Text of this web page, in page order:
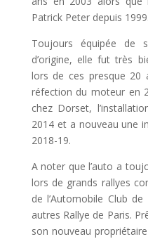
Patrick Peter depuis 1999.
Toujours équipée de
d’origine, elle fut très
lors de ces presque 20
réfection du moteur en
chez Dorset,
2014 et a nouveau une
2018-19.
A noter que l’auto a
lors de grands rallyes
de l’Automobile Club
autres Rallye de Paris.
son nouveau